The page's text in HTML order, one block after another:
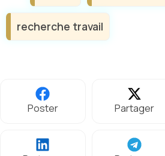
recherche travail
Poster Partager